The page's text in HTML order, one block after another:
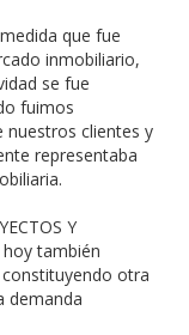
que fue
inmobiliario,
se fue
fuimos
nuestros clientes y
representaba
Y
hoy también
otra
demanda